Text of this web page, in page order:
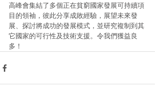
高峰會集結了多個正在貧窮國家發展可持續項
目的領袖，彼此分享成敗經驗，展望未來發
展、探討將成功的發展模式，並研究複制到其
它國家的可行性及技術支援。令我們獲益良
多！